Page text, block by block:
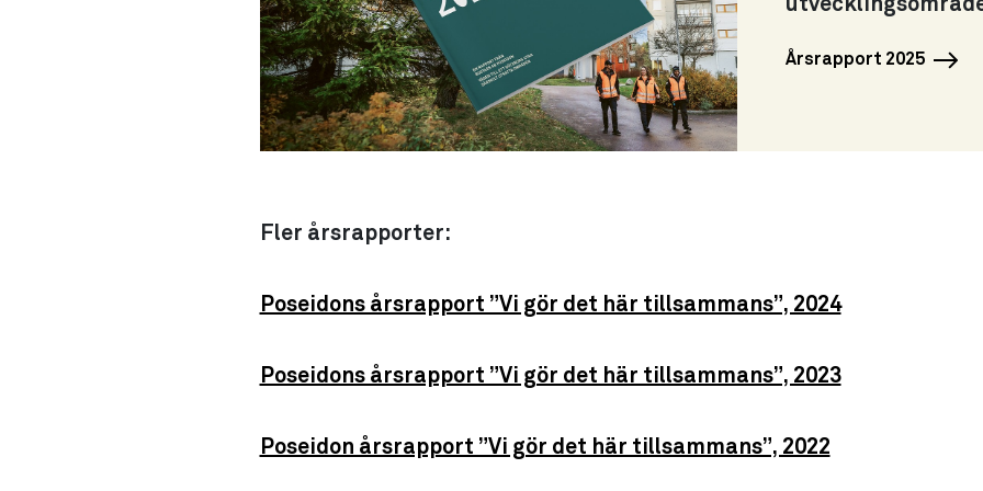
Årsrapport 2025
Fler årsrapporter:
Poseidons årsrapport ”Vi gör det här tillsammans”, 2024
Poseidons årsrapport ”Vi gör det här tillsammans”, 2023
Poseidon årsrapport ”Vi gör det här tillsammans”, 2022